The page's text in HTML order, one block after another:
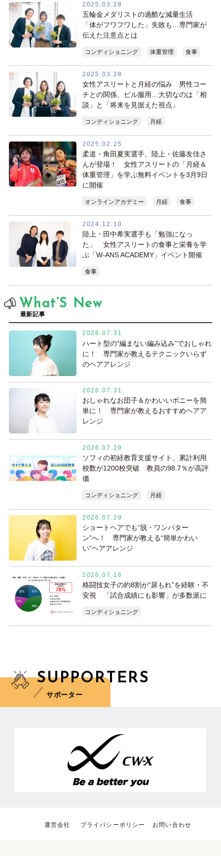
2025.03.28
五輪金メダリストの過酷な減量生活
「体がフワフワした」失敗も…専門家が
伝えた注意点とは
コンディショニング 体重管理 食事
2025.03.28
女性アスリートと月経の悩み 男性コー
チとの関係、ピル服用…大切なのは「相
談」と「将来を見据えた視点」
コンディショニング 月経
2025.02.25
柔道・角田夏実選手、陸上・佐藤友佳さ
んが登場！ 女性アスリートの「月経＆
体重管理」を学ぶ無料イベントを3月9日
に開催
オンラインアカデミー 月経 食事
2024.12.10
陸上・田中希実選手も「勉強になっ
た」 女性アスリートの食事と栄養を学
ぶ「W-ANS ACADEMY」イベント開催
食事
What’S New
最新記事
2026.07.31
ハート型の“編まない編み込み”でおしゃれ
に！ 専門家が教えるテクニックいらず
のヘアアレンジ
2026.07.31
おしゃれなお団子＆かわいいポニーを簡
単に！ 専門家が教えるおすすめヘアア
レンジ
2026.07.29
ソフィの初経教育支援サイト、累計利用
校数が1200校突破 教員の98.7％が高評
価
コンディショニング 月経
2026.07.29
ショートヘアでも“脱・ワンパター
ン”へ！ 専門家が教える“簡単かわい
い”ヘアアレンジ
2026.07.16
格闘技女子の約8割が“尿もれ”を経験・不
安視 「試合成績にも影響」が多数派に
コンディショニング
SUPPORTERS
サポーター
運営会社 プライバシーポリシー お問い合わせ